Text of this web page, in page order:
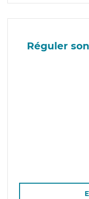
Réguler